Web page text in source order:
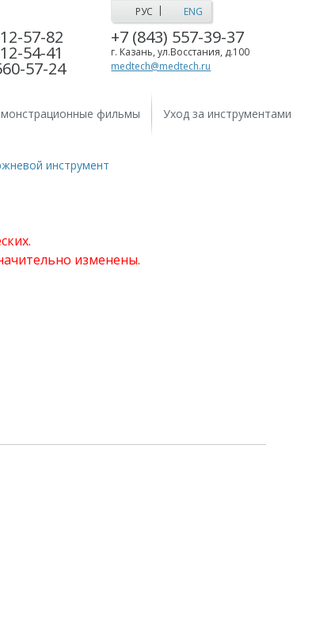
57-82
54-41
57-24
РУС | ENG
+7 (843) 557-39-37
г. Казань, ул.Восстания, д.100
medtech@medtech.ru
фильмы Уход за инструментами
инструмент
изменены.